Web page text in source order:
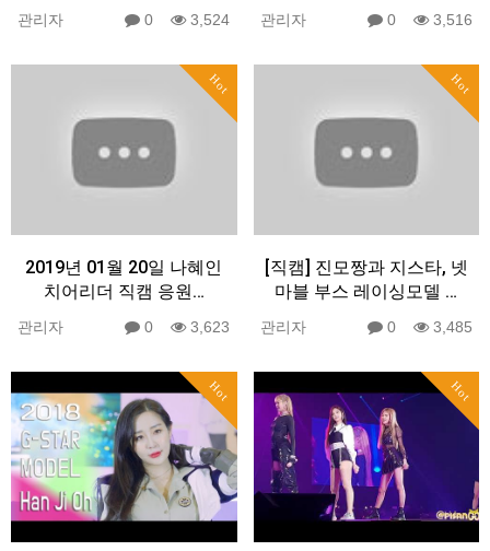
관리자 0 3,524 관리자 0 3,516
Hot
2019년 01월 20일 나혜인
치어리더 직캠 응원…
관리자 0 3,623
Hot
[직캠] 진모짱과 지스타, 넷
마블 부스 레이싱모델 …
관리자 0 3,485
Hot Hot